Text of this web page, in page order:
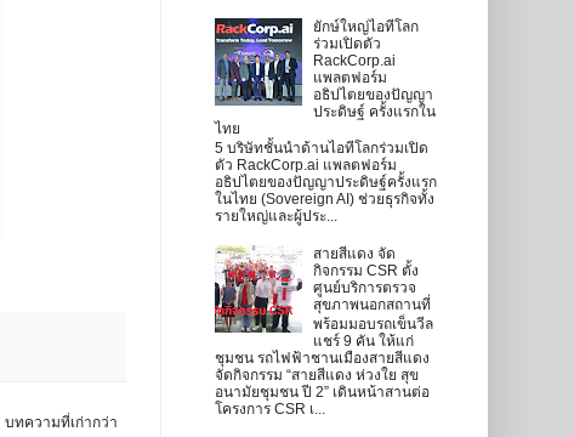
บทความที่เก่ากว่า
ยักษ์ใหญ่ไอทีโลก
ร่วมเปิดตัว
RackCorp.ai
แพลตฟอร์ม
อธิปไตยของปัญญา
ประดิษฐ์ ครั้งแรกใน
ไทย
5 บริษัทชั้นนำด้านไอทีโลกร่วมเปิด
ตัว RackCorp.ai แพลตฟอร์ม
อธิปไตยของปัญญาประดิษฐ์ครั้งแรก
ในไทย (Sovereign AI) ช่วยธุรกิจทั้ง
รายใหญ่และผู้ประ...
สายสีแดง จัด
กิจกรรม CSR ตั้ง
ศูนย์บริการตรวจ
สุขภาพนอกสถานที่
พร้อมมอบรถเข็นวีล
แชร์ 9 คัน ให้แก่
ชุมชน รถไฟฟ้าชานเมืองสายสีแดง
จัดกิจกรรม “สายสีแดง ห่วงใย สุข
อนามัยชุมชน ปี 2” เดินหน้าสานต่อ
โครงการ CSR เ...